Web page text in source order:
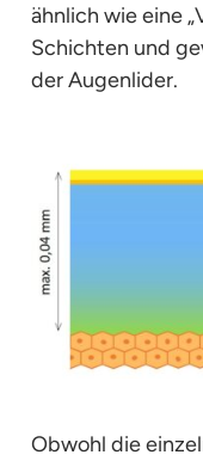
ähnlich wie eine
Schichten und
der Augenlider.
Obwohl die